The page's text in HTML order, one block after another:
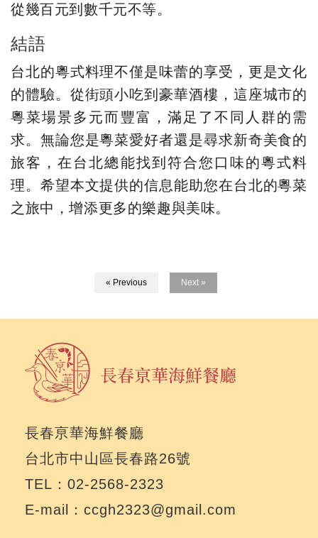
從幾百元到數千元不等。
結語
台北的粵式料理不僅是味蕾的享受，更是文化
的體驗。從街頭小吃到豪華酒樓，這座城市的
粵菜場景多元而豐富，滿足了不同人群的需
求。無論您是粵菜愛好者還是尋求新奇美食的
旅客，在台北總能找到符合您口味的粵式料
理。希望本文提供的信息能助您在台北的粵菜
之旅中，增添更多的樂趣與美味。
« Previous Next »
長春亰華海鮮餐廳
台北市中山區長春路26號
TEL：02-2568-2323
E-mail：ccgh2323@gmail.com